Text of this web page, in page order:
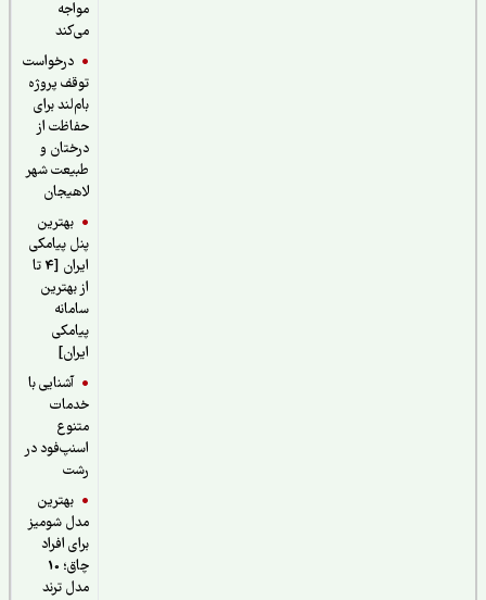
درخواست
توقف پروژه
بام‌لند برای
حفاظت از
درختان و
طبیعت شهر
لاهیجان
بهترین
پنل پیامکی
ایران [4 تا
از بهترین
سامانه
پیامکی
آشنایی با
خدمات
اسنپ‌فود در
بهترین
مدل شومیز
برای افراد
چاق؛ 10
مدل ترند